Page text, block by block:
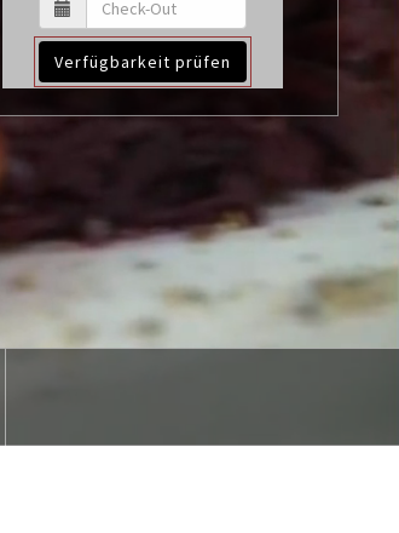
Verfügbarkeit prüfen